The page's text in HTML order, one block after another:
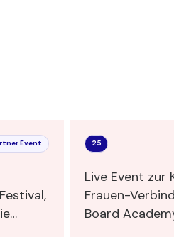
Event 25
Live Event zur
Frauen-
Board Academy zur